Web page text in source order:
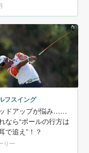
フスイング
ドアップが悩み……
なら“ボールの行方は
で追え”！？
りー